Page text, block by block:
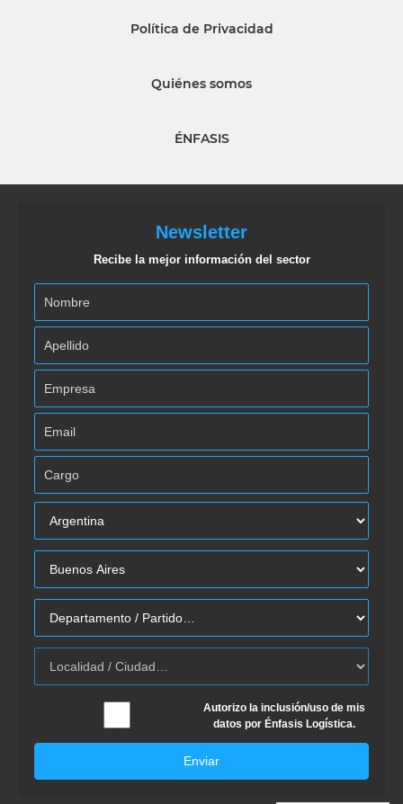
Política de Privacidad
Quiénes somos
ÉNFASIS
Newsletter
Recibe la mejor información del sector
Autorizo la inclusión/uso de mis
datos por Énfasis Logística.
Enviar